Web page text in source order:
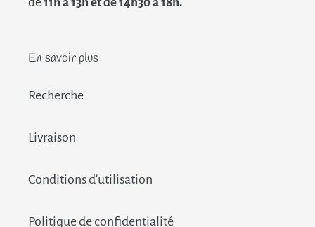
En savoir plus
Recherche
Livraison
Conditions d'utilisation
Politique de confidentialité